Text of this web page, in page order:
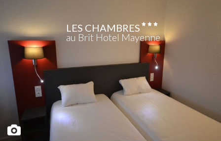
LES CHAMBRES
au Brit Hotel Mayenne